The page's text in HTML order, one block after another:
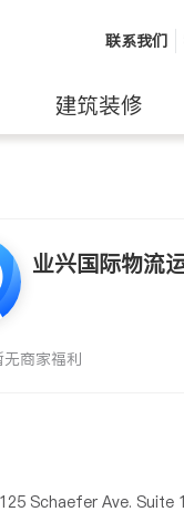
联系我们
建筑装修
业兴国际物流
无商家福利
Schaefer Ave. Suite